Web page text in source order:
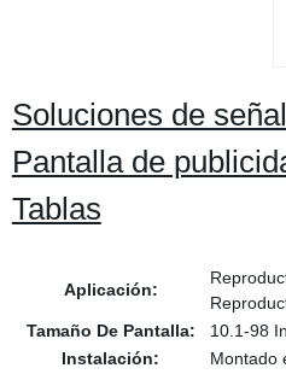
Soluciones de
Pantalla de
Tablas
Aplicación:
Tamaño De Pantalla:
10.1-98
Instalación:
Montado